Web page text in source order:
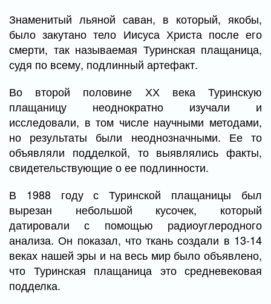
Знаменитый льяной саван, в который, якобы,
было закутано тело Иисуса Христа после его
смерти, так называемая Туринская плащаница,
судя по всему, подлинный артефакт.
Во второй половине ХХ века Туринскую
плащаницу неоднократно изучали и
исследовали, в том числе научными методами,
но результаты были неоднозначными. Ее то
объявляли подделкой, то выявлялись факты,
свидетельствующие о ее подлинности.
В 1988 году с Туринской плащаницы был
вырезан небольшой кусочек, который
датировали с помощью радиоуглеродного
анализа. Он показал, что ткань создали в 13-14
веках нашей эры и на весь мир было объявлено,
что Туринская плащаница это средневековая
подделка.